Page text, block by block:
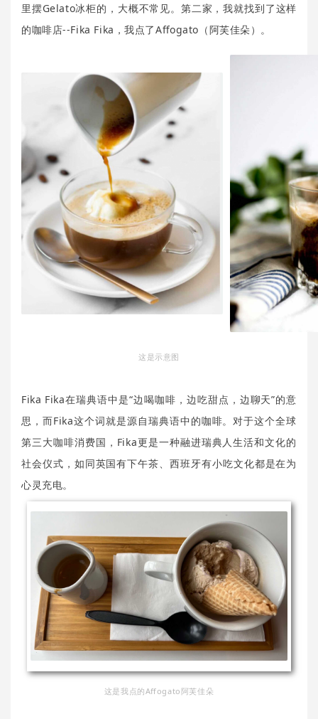
里摆Gelato冰柜的，大概不常见。第二家，我就找到了这样
的咖啡店--Fika Fika，我点了Affogato（阿芙佳朵）。
这是示意图
Fika Fika在瑞典语中是“边喝咖啡，边吃甜点，边聊天”的意
思，而Fika这个词就是源自瑞典语中的咖啡。对于这个全球
第三大咖啡消费国，Fika更是一种融进瑞典人生活和文化的
社会仪式，如同英国有下午茶、西班牙有小吃文化都是在为
心灵充电。
这是我点的Affogato阿芙佳朵